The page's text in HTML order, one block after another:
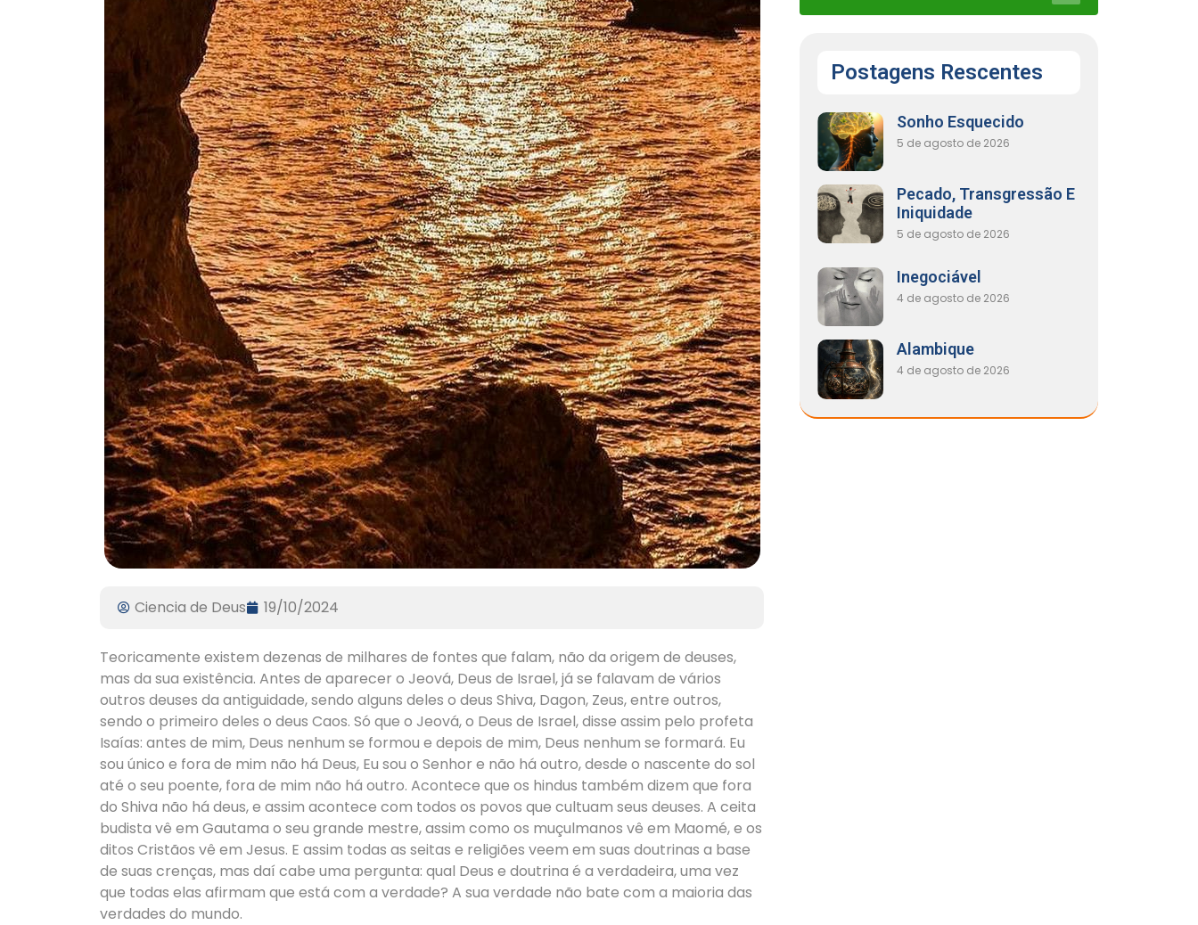
Ciencia de Deus 19/10/2024
Teoricamente existem dezenas de milhares de fontes que falam, não da origem de deuses,
mas da sua existência. Antes de aparecer o Jeová, Deus de Israel, já se falavam de vários
outros deuses da antiguidade, sendo alguns deles o deus Shiva, Dagon, Zeus, entre outros,
sendo o primeiro deles o deus Caos. Só que o Jeová, o Deus de Israel, disse assim pelo profeta
Isaías: antes de mim, Deus nenhum se formou e depois de mim, Deus nenhum se formará. Eu
sou único e fora de mim não há Deus, Eu sou o Senhor e não há outro, desde o nascente do sol
até o seu poente, fora de mim não há outro. Acontece que os hindus também dizem que fora
do Shiva não há deus, e assim acontece com todos os povos que cultuam seus deuses. A ceita
budista vê em Gautama o seu grande mestre, assim como os muçulmanos vê em Maomé, e os
ditos Cristãos vê em Jesus. E assim todas as seitas e religiões veem em suas doutrinas a base
de suas crenças, mas daí cabe uma pergunta: qual Deus e doutrina é a verdadeira, uma vez
que todas elas afirmam que está com a verdade? A sua verdade não bate com a maioria das
verdades do mundo.
Postagens Rescentes
Sonho Esquecido
5 de agosto de 2026
Pecado, Transgressão E
Iniquidade
5 de agosto de 2026
Inegociável
4 de agosto de 2026
Alambique
4 de agosto de 2026